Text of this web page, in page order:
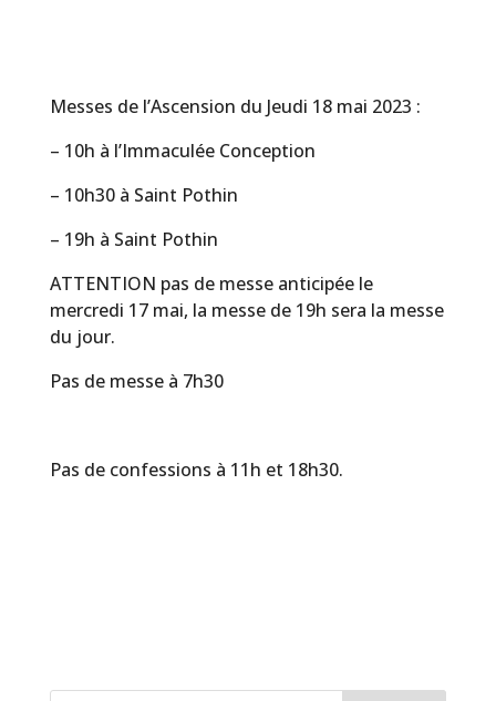
Messes de l’Ascension du Jeudi 18 mai 2023 :
– 10h à l’Immaculée Conception
– 10h30 à Saint Pothin
– 19h à Saint Pothin
ATTENTION pas de messe anticipée le
mercredi 17 mai, la messe de 19h sera la messe
du jour.
Pas de messe à 7h30
Pas de confessions à 11h et 18h30.